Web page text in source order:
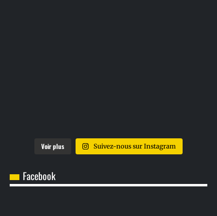
Voir plus Suivez-nous sur Instagram
Facebook